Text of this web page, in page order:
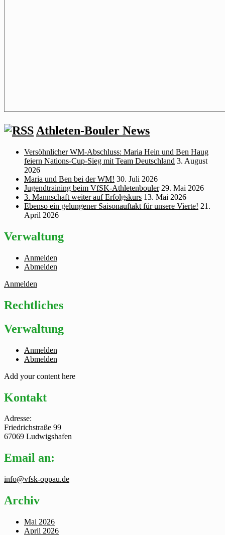
Athleten-Bouler News
Versöhnlicher WM‑Abschluss: Maria Hein und Ben Haug
feiern Nations‑Cup‑Sieg mit Team Deutschland 3. August
2026
Maria und Ben bei der WM! 30. Juli 2026
Jugendtraining beim VfSK-Athletenbouler 29. Mai 2026
3. Mannschaft weiter auf Erfolgskurs 13. Mai 2026
Ebenso ein gelungener Saisonauftakt für unsere Vierte! 21.
April 2026
Verwaltung
Anmelden
Abmelden
Anmelden
Rechtliches
Verwaltung
Anmelden
Abmelden
Add your content here
Kontakt
Adresse:
Friedrichstraße 99
67069 Ludwigshafen
Email an:
info@vfsk-oppau.de
Archiv
Mai 2026
April 2026